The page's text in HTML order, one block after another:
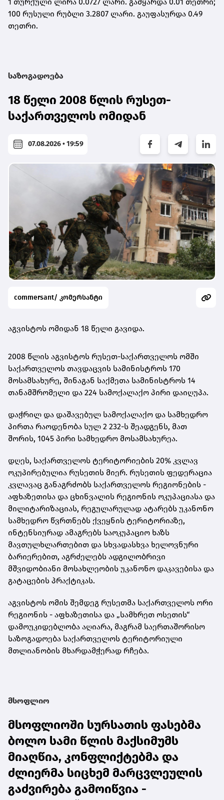
100 რუსული რუბლი 3.2807 ლარი. გაუფასურდა 0.49
თეთრი.
საზოგადოება
18 წელი 2008 წლის რუსეთ-
საქართველოს ომიდან
07.08.2026 • 19:59
commersant/ კომერსანტი
აგვისტოს ომიდან 18 წელი გავიდა.
2008 წლის აგვისტოს რუსეთ-საქართველოს ომში
საქართველოს თავდაცვის სამინისტროს 170
მოსამსახურე, შინაგან საქმეთა სამინისტროს 14
თანამშრომელი და 224 სამოქალაქო პირი დაიღუპა.
დაჭრილ და დაშავებულ სამოქალაქო და სამხედრო
პირთა რაოდენობა სულ 2 232-ს შეადგენს, მათ
შორის, 1045 პირი სამხედრო მოსამსახურეა.
დღეს, საქართველოს ტერიტორიების 20% კვლავ
ოკუპირებულია რუსეთის მიერ. რუსეთის ფედერაცია
კვლავაც განაგრძობს საქართველოს რეგიონების -
აფხაზეთისა და ცხინვალის რეგიონის ოკუპაციასა და
მილიტარიზაციას, რეგულარულად ატარებს უკანონო
სამხედრო წვრთნებს ქვეყნის ტერიტორიაზე,
ინტენსიურად ამაგრებს საოკუპაციო ხაზს
მავთულხლართებით და სხვადასხვა ხელოვნური
ბარიერებით, აგრძელებს ადგილობრივი
მშვიდობიანი მოსახლეობის უკანონო დაკავებისა და
გატაცების პრაქტიკას.
აგვისტოს ომის შემდეგ რუსეთმა საქართველოს ორი
რეგიონის - აფხაზეთისა და „სამხრეთ ოსეთის“
დამოუკიდებლობა აღიარა, მაგრამ საერთაშორისო
საზოგადოება საქართველოს ტერიტორიული
მთლიანობის მხარდამჭერად რჩება.
მსოფლიო
მსოფლიოში სურსათის ფასებმა
ბოლო სამი წლის მაქსიმუმს
მიაღწია, კონფლიქტებმა და
ძლიერმა სიცხემ მარცვლეულის
გაძვირება გამოიწვია -